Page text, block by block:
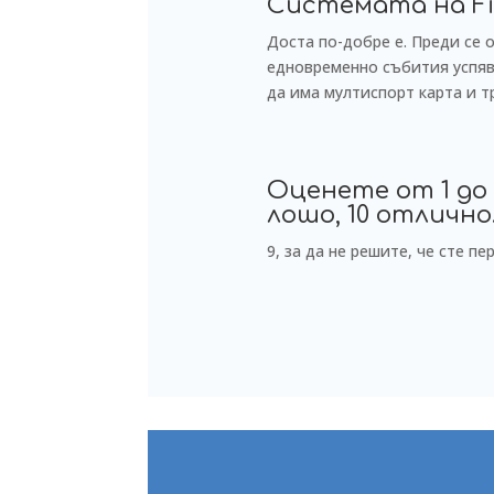
Системата на
Доста по-добре е. Преди се
едновременно събития
да има мултиспорт карта и
Оценете от 1 до
лошо, 10
9, за да не решите, че сте